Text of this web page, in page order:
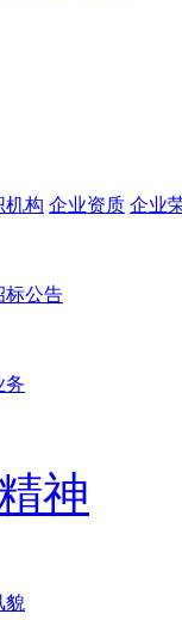
机构 企业资质 企业
标公告
务
神
貌